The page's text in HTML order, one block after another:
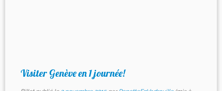
Visiter Genève en 1 journée!